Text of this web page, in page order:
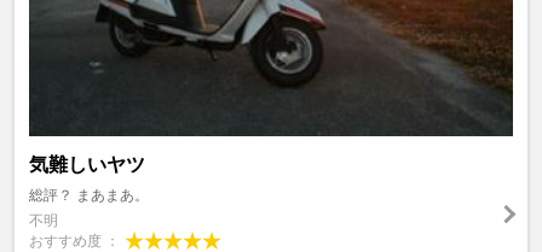
気難しいヤツ
総評？ まあまあ。
不明
おすすめ度 ：